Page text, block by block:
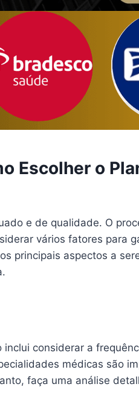
Escolher o
e de qualidade. O
vários fatores para
principais aspectos a
considerar a
médicas são
faça uma análise